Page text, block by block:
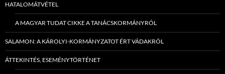
HATALOMÁTVÉTEL
A MAGYAR TUDAT CIKKE A TANÁCSKORMÁNYRÓL
SALAMON: A KÁROLYI-KORMÁNYZATOT ÉRT VÁDAKRÓL
ÁTTEKINTÉS, ESEMÉNYTÖRTÉNET